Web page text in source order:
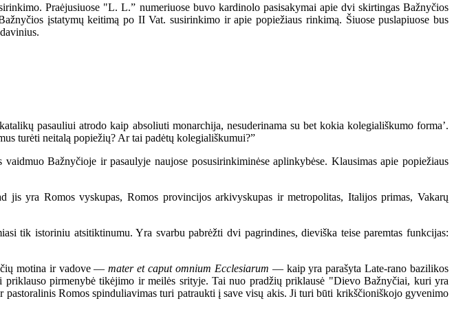
Praėjusiuose "L. L.” numeriuose buvo kardinolo pasisakymai apie dvi skirtingas Bažnyčios
įstatymų keitimą po II Vat. susirinkimo ir apie popiežiaus rinkimą. Šiuose puslapiuose bus
pasauliui atrodo kaip absoliuti monarchija, nesuderinama su bet kokia kolegiališkumo forma’.
turėti neitalą popiežių? Ar tai padėtų kolegiališkumui?”
Bažnyčioje ir pasaulyje naujose posusirinkiminėse aplinkybėse. Klausimas apie popiežiaus
yra Romos vyskupas, Romos provincijos arkivyskupas ir metropolitas, Italijos primas, Vakarų
istoriniu atsitiktinumu. Yra svarbu pabrėžti dvi pagrindines, dieviška teise paremtas funkcijas:
motina ir vadove —mater et caput omnium Ecclesiarum — kaip yra parašyta Late-rano bazilikos
pirmenybė tikėjimo ir meilės srityje. Tai nuo pradžių priklausė "Dievo Bažnyčiai, kuri yra
Romos spinduliavimas turi patraukti į save visų akis. Ji turi būti krikščioniškojo gyvenimo